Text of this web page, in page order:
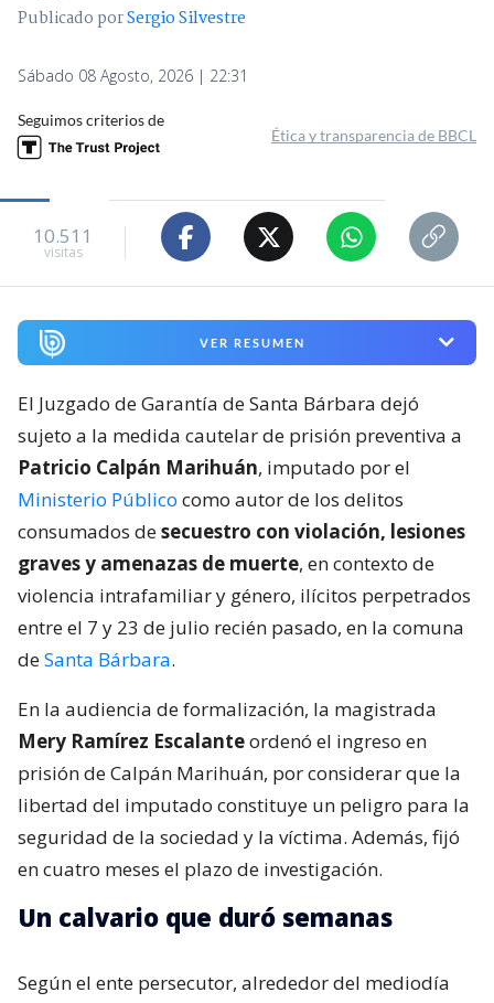
Publicado porSergio Silvestre
Sábado 08 Agosto, 2026 | 22:31
Seguimos criterios de
Ética y transparencia de BBCL
10.511
visitas
VER RESUMEN
El Juzgado de Garantía de Santa Bárbara dejó
sujeto a la medida cautelar de prisión preventiva a
Patricio Calpán Marihuán, imputado por el
Ministerio Público como autor de los delitos
consumados desecuestro con violación, lesiones
graves y amenazas de muerte, en contexto de
violencia intrafamiliar y género, ilícitos perpetrados
entre el 7 y 23 de julio recién pasado, en la comuna
deSanta Bárbara.
En la audiencia de formalización, la magistrada
Mery Ramírez Escalanteordenó el ingreso en
prisión de Calpán Marihuán, por considerar que la
libertad del imputado constituye un peligro para la
seguridad de la sociedad y la víctima. Además, fijó
en cuatro meses el plazo de investigación.
Un calvario que duró semanas
Según el ente persecutor, alrededor del mediodía